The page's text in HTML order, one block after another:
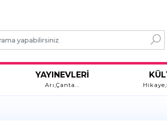
YAYINEVLERİ
Arı,Çanta...